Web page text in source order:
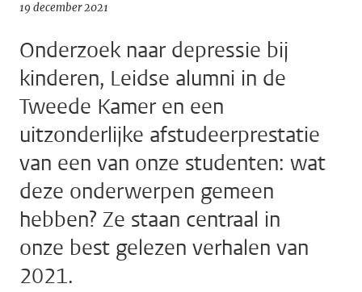
19 december 2021
Onderzoek naar depressie bij
kinderen, Leidse alumni in de
Tweede Kamer en een
uitzonderlijke afstudeerprestatie
van een van onze studenten: wat
deze onderwerpen gemeen
hebben? Ze staan centraal in
onze best gelezen verhalen van
2021.